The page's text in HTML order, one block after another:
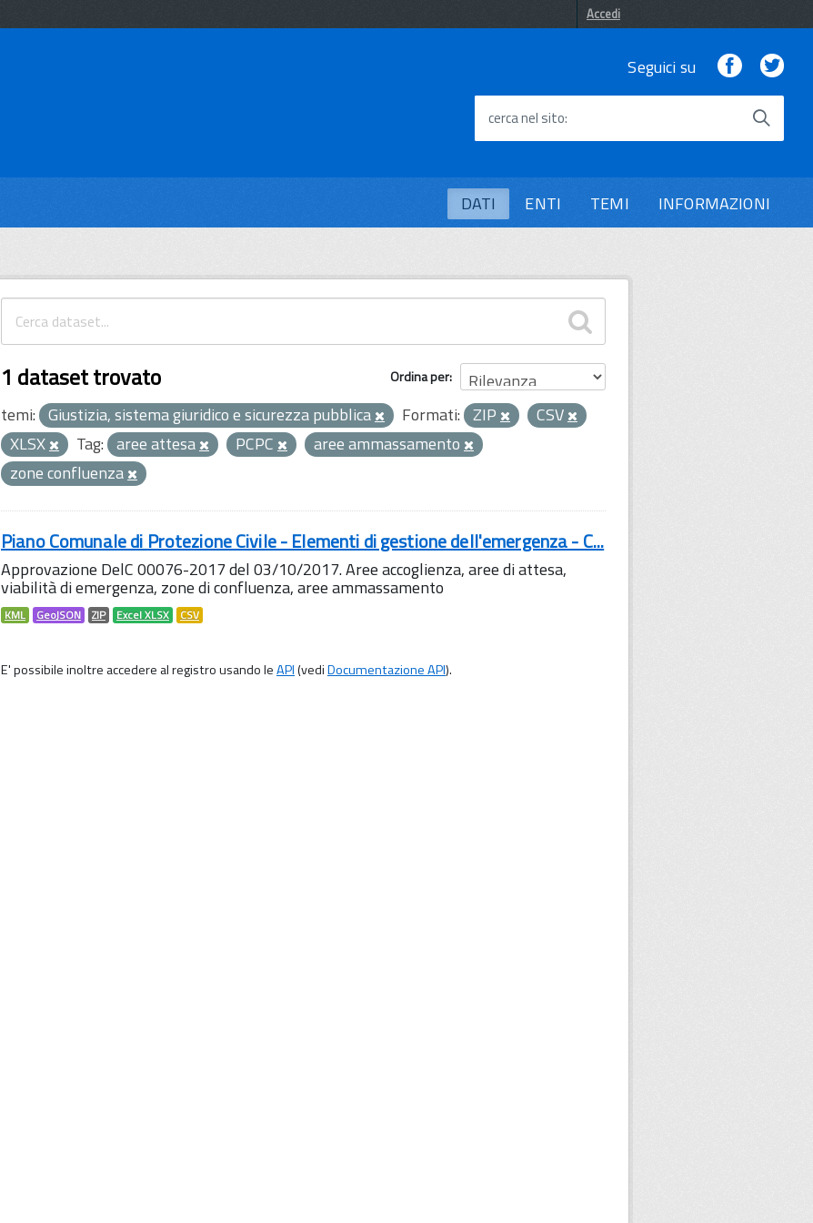
Accedi
Seguici su Facebook
cerca nel sito
DATI ENTI TEMI INFORMAZIONI
Ordina per
1 dataset trovato
temi: Giustizia, sistema giuridico e sicurezza pubblica Formati: ZIP
CSV
XLSX
Tag: aree attesa PCPC
aree ammassamento
zone confluenza
Piano Comunale di Protezione Civile - Elementi di gestione dell'emergenza - C...
Approvazione DelC 00076-2017 del 03/10/2017. Aree accoglienza, aree di attesa,
viabilità di emergenza, zone di confluenza, aree ammassamento
KML GeoJSON ZIP Excel XLSX CSV
E' possibile inoltre accedere al registro usando leAPI(vediDocumentazione API).